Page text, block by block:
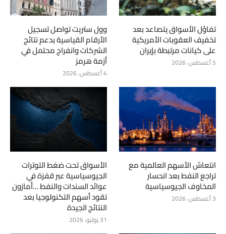
تفاؤل الأسواق يتصاعد بعد
تخفيف العقوبات الأمريكية
على كيانات مرتبطة بإيران
5 أغسطس، 2026
وول ستريت تواصل تسجيل
الأرقام القياسية بدعم نتائج
الشركات وانفراج محتمل في
أزمة هرمز
4 أغسطس، 2026
انتعاش الأسهم العالمية مع
تراجع النفط بعد انحسار
المخاوف الجيوسياسية
3 أغسطس، 2026
الأسواق تحت ضغط التوترات
الجيوسياسية عبر قفزة في
عوائد السندات والنفط …أمازون
تقود أسهم التكنولوجيا بعد
النتائج الجيدة
31 يوليو، 2026